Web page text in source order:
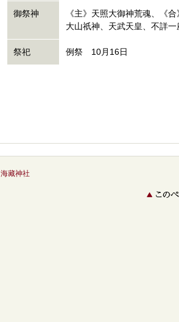
御祭神
《主》天照大御神荒魂、《合
大山祇神、天武天皇、不詳一
祭祀 例祭 10月16日
海藏神社